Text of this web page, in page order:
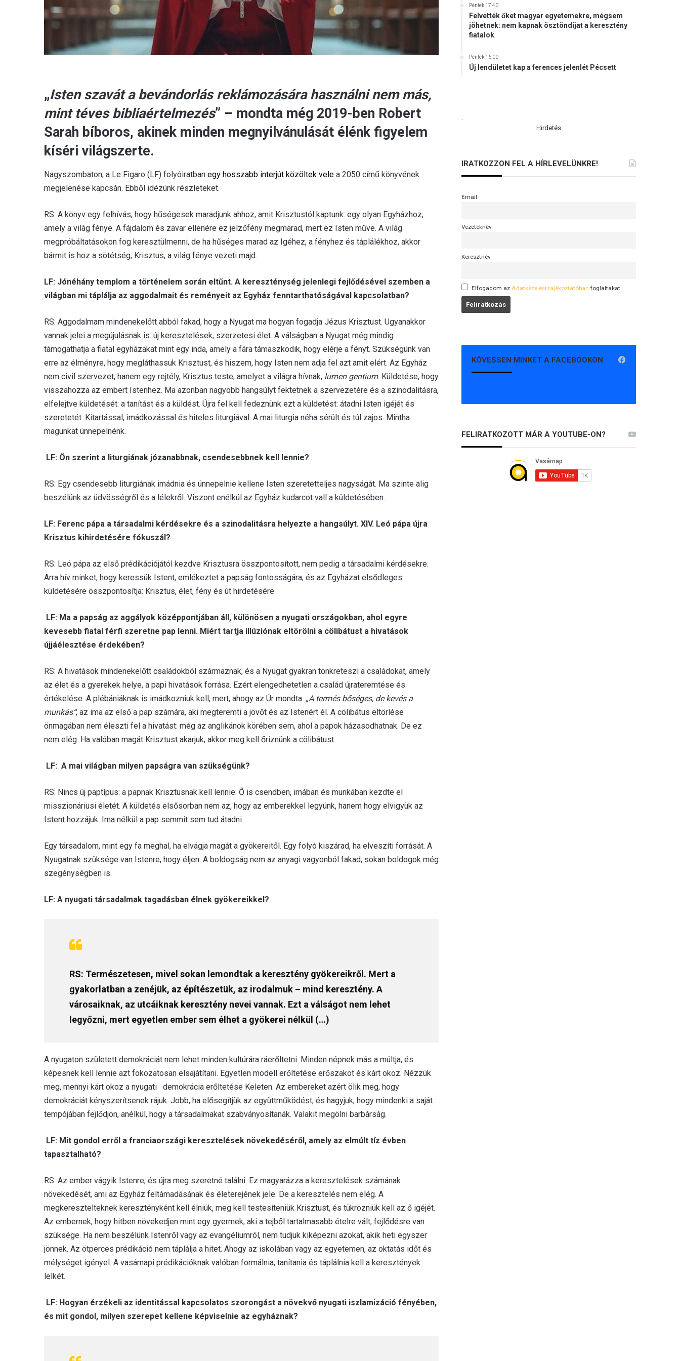
„Isten szavát a bevándorlás reklámozására használni nem más,
mint téves bibliaértelmezés” – mondta még 2019-ben Robert
Sarah bíboros, akinek minden megnyilvánulását élénk figyelem
kíséri világszerte.
Nagyszombaton, a Le Figaro (LF) folyóiratban egy hosszabb interjút közöltek vele a 2050 című könyvének
megjelenése kapcsán. Ebből idézünk részleteket.
RS: A könyv egy felhívás, hogy hűségesek maradjunk ahhoz, amit Krisztustól kaptunk: egy olyan Egyházhoz,
amely a világ fénye. A fájdalom és zavar ellenére ez jelzőfény megmarad, mert ez Isten műve. A világ
megpróbáltatásokon fog keresztülmenni, de ha hűséges marad az Igéhez, a fényhez és táplálékhoz, akkor
bármit is hoz a sötétség, Krisztus, a világ fénye vezeti majd.
LF: Jónéhány templom a történelem során eltűnt. A kereszténység jelenlegi fejlődésével szemben a
világban mi táplálja az aggodalmait és reményeit az Egyház fenntarthatóságával kapcsolatban?
RS: Aggodalmam mindenekelőtt abból fakad, hogy a Nyugat ma hogyan fogadja Jézus Krisztust. Ugyanakkor
vannak jelei a megújulásnak is: új keresztelések, szerzetesi élet. A válságban a Nyugat még mindig
támogathatja a fiatal egyházakat mint egy inda, amely a fára támaszkodik, hogy elérje a fényt. Szükségünk van
erre az élményre, hogy megláthassuk Krisztust, és hiszem, hogy Isten nem adja fel azt amit elért. Az Egyház
nem civil szervezet, hanem egy rejtély, Krisztus teste, amelyet a világra hívnak, lumen gentium. Küldetése, hogy
visszahozza az embert Istenhez. Ma azonban nagyobb hangsúlyt fektetnek a szervezetére és a szinodalitásra,
elfelejtve küldetését: a tanítást és a küldést. Újra fel kell fedeznünk ezt a küldetést: átadni Isten igéjét és
szeretetét. Kitartással, imádkozással és hiteles liturgiával. A mai liturgia néha sérült és túl zajos. Mintha
magunkat ünnepelnénk.
LF: Ön szerint a liturgiának józanabbnak, csendesebbnek kell lennie?
RS: Egy csendesebb liturgiának imádnia és ünnepelnie kellene Isten szeretetteljes nagyságát. Ma szinte alig
beszélünk az üdvösségről és a lélekről. Viszont enélkül az Egyház kudarcot vall a küldetésében.
LF: Ferenc pápa a társadalmi kérdésekre és a szinodalitásra helyezte a hangsúlyt. XIV. Leó pápa újra
Krisztus kihirdetésére fókuszál?
RS: Leó pápa az első prédikációjától kezdve Krisztusra összpontosított, nem pedig a társadalmi kérdésekre.
Arra hív minket, hogy keressük Istent, emlékeztet a papság fontosságára, és az Egyházat elsődleges
küldetésére összpontosítja: Krisztus, élet, fény és út hirdetésére.
LF: Ma a papság az aggályok középpontjában áll, különösen a nyugati országokban, ahol egyre
kevesebb fiatal férfi szeretne pap lenni. Miért tartja illúziónak eltörölni a cölibátust a hivatások
újjáélesztése érdekében?
RS: A hivatások mindenekelőtt családokból származnak, és a Nyugat gyakran tönkreteszi a családokat, amely
az élet és a gyerekek helye, a papi hivatások forrása. Ezért elengedhetetlen a család újrateremtése és
értékelése. A plébániáknak is imádkozniuk kell, mert, ahogy az Úr mondta: „A termés bőséges, de kevés a
munkás”; az ima az első a pap számára, aki megteremti a jövőt és az Istenért él. A cölibátus eltörlése
önmagában nem éleszti fel a hivatást: még az anglikánok körében sem, ahol a papok házasodhatnak. De ez
nem elég. Ha valóban magát Krisztust akarjuk, akkor meg kell őriznünk a cölibátust.
LF: A mai világban milyen papságra van szükségünk?
RS: Nincs új paptípus: a papnak Krisztusnak kell lennie. Ő is csendben, imában és munkában kezdte el
misszionáriusi életét. A küldetés elsősorban nem az, hogy az emberekkel legyünk, hanem hogy elvigyük az
Istent hozzájuk. Ima nélkül a pap semmit sem tud átadni.
Egy társadalom, mint egy fa meghal, ha elvágja magát a gyökereitől. Egy folyó kiszárad, ha elveszíti forrását. A
Nyugatnak szüksége van Istenre, hogy éljen. A boldogság nem az anyagi vagyonból fakad, sokan boldogok még
szegénységben is.
LF: A nyugati társadalmak tagadásban élnek gyökereikkel?
RS: Természetesen, mivel sokan lemondtak a keresztény gyökereikről. Mert a
gyakorlatban a zenéjük, az építészetük, az irodalmuk – mind keresztény. A
városaiknak, az utcáiknak keresztény nevei vannak. Ezt a válságot nem lehet
legyőzni, mert egyetlen ember sem élhet a gyökerei nélkül (…)
A nyugaton született demokráciát nem lehet minden kultúrára ráerőltetni. Minden népnek más a múltja, és
képesnek kell lennie azt fokozatosan elsajátítani. Egyetlen modell erőltetése erőszakot és kárt okoz. Nézzük
meg, mennyi kárt okoz a nyugati demokrácia erőltetése Keleten. Az embereket azért ölik meg, hogy
demokráciát kényszerítsenek rájuk. Jobb, ha elősegítjük az együttműködést, és hagyjuk, hogy mindenki a saját
tempójában fejlődjön, anélkül, hogy a társadalmakat szabványosítanák. Valakit megölni barbárság.
LF: Mit gondol erről a franciaországi keresztelések növekedéséről, amely az elmúlt tíz évben
tapasztalható?
RS: Az ember vágyik Istenre, és újra meg szeretné találni. Ez magyarázza a keresztelések számának
növekedését, ami az Egyház feltámadásának és életerejének jele. De a keresztelés nem elég. A
megkeresztelteknek keresztényként kell élniük, meg kell testesíteniük Krisztust, és tükrözniük kell az ő igéjét.
Az embernek, hogy hitben növekedjen mint egy gyermek, aki a tejből tartalmasabb ételre vált, fejlődésre van
szüksége. Ha nem beszélünk Istenről vagy az evangéliumról, nem tudjuk kiképezni azokat, akik heti egyszer
jönnek. Az ötperces prédikáció nem táplálja a hitet. Ahogy az iskolában vagy az egyetemen, az oktatás időt és
mélységet igényel. A vasárnapi prédikációknak valóban formálnia, tanítania és táplálnia kell a keresztények
lelkét.
LF: Hogyan érzékeli az identitással kapcsolatos szorongást a növekvő nyugati iszlamizáció fényében,
és mit gondol, milyen szerepet kellene képviselnie az egyháznak?
Péntek 17:40
Felvették őket magyar egyetemekre, mégsem
jöhetnek: nem kapnak ösztöndíjat a keresztény
fiatalok
Péntek 16:00
Új lendületet kap a ferences jelenlét Pécsett
.
Hirdetés
IRATKOZZON FEL A HÍRLEVELÜNKRE!
Email
Vezetéknév
Keresztnév
Elfogadom az Adatkezelési tájékoztatóban foglaltakat.
KÖVESSEN MINKET A FACEBOOKON
FELIRATKOZOTT MÁR A YOUTUBE-ON?